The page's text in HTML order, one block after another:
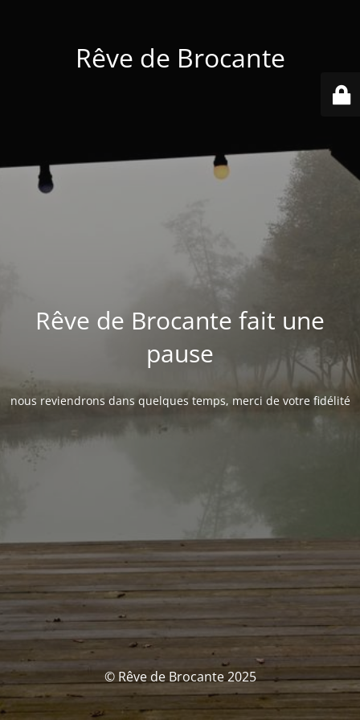
Rêve de Brocante
Rêve de Brocante fait une
pause
nous reviendrons dans quelques temps, merci de votre fidélité
© Rêve de Brocante 2025